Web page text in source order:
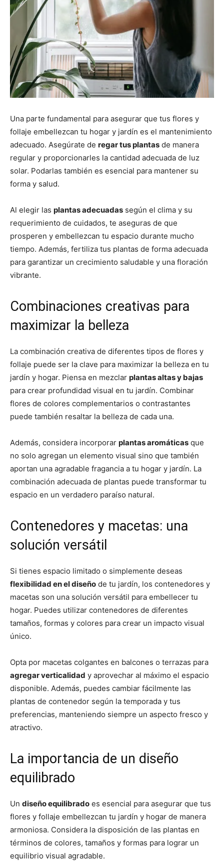
Una parte fundamental para asegurar que tus flores y
follaje embellezcan tu hogar y jardín es el mantenimiento
adecuado. Asegúrate de regar tus plantas de manera
regular y proporcionarles la cantidad adecuada de luz
solar. Podarlas también es esencial para mantener su
forma y salud.
Al elegir las plantas adecuadas según el clima y su
requerimiento de cuidados, te aseguras de que
prosperen y embellezcan tu espacio durante mucho
tiempo. Además, fertiliza tus plantas de forma adecuada
para garantizar un crecimiento saludable y una floración
vibrante.
Combinaciones creativas para
maximizar la belleza
La combinación creativa de diferentes tipos de flores y
follaje puede ser la clave para maximizar la belleza en tu
jardín y hogar. Piensa en mezclar plantas altas y bajas
para crear profundidad visual en tu jardín. Combinar
flores de colores complementarios o contrastantes
puede también resaltar la belleza de cada una.
Además, considera incorporar plantas aromáticas que
no solo agregan un elemento visual sino que también
aportan una agradable fragancia a tu hogar y jardín. La
combinación adecuada de plantas puede transformar tu
espacio en un verdadero paraíso natural.
Contenedores y macetas: una
solución versátil
Si tienes espacio limitado o simplemente deseas
flexibilidad en el diseño de tu jardín, los contenedores y
macetas son una solución versátil para embellecer tu
hogar. Puedes utilizar contenedores de diferentes
tamaños, formas y colores para crear un impacto visual
único.
Opta por macetas colgantes en balcones o terrazas para
agregar verticalidad y aprovechar al máximo el espacio
disponible. Además, puedes cambiar fácilmente las
plantas de contenedor según la temporada y tus
preferencias, manteniendo siempre un aspecto fresco y
atractivo.
La importancia de un diseño
equilibrado
Un diseño equilibrado es esencial para asegurar que tus
flores y follaje embellezcan tu jardín y hogar de manera
armoniosa. Considera la disposición de las plantas en
términos de colores, tamaños y formas para lograr un
equilibrio visual agradable.